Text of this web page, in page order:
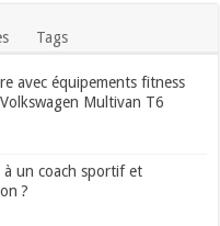
Tags
avec équipements fitness
Multivan T6
un coach sportif et
?